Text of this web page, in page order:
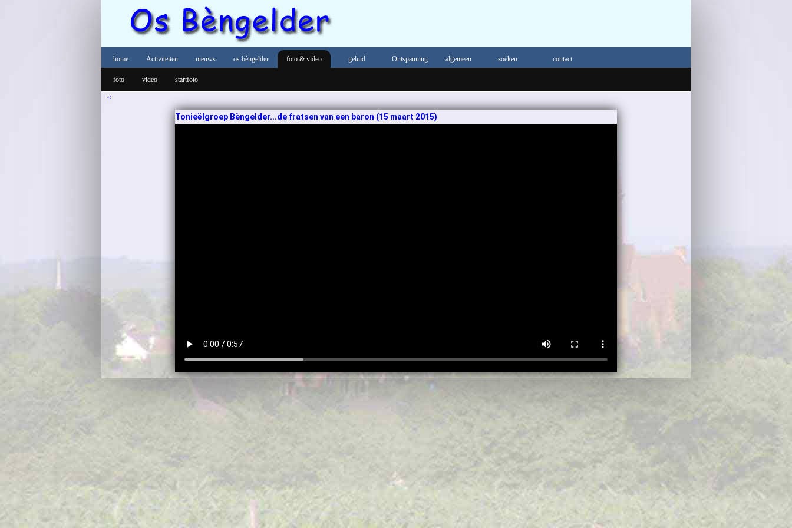
home Activiteiten nieuws os bèngelder foto & video
foto video startfoto
geluid Ontspanning algemeen zoeken contact
<
Tonieëlgroep Bèngelder...de fratsen van een baron (15 maart 2015)